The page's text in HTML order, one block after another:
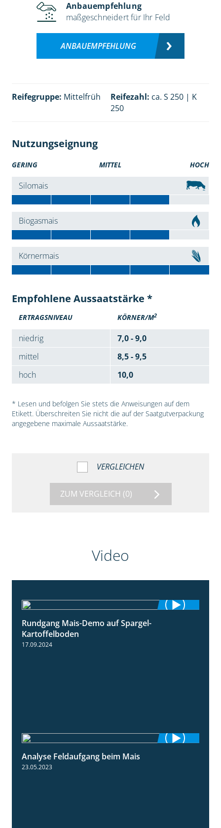
Anbauempfehlung
maßgeschneidert für Ihr Feld
ANBAUEMPFEHLUNG
Reifegruppe: Mittelfrüh Reifezahl: ca. S 250 | K
250
Nutzungseignung
GERING MITTEL HOCH
Silomais
Biogasmais
Körnermais
Empfohlene Aussaatstärke *
ERTRAGSNIVEAU KÖRNER/M2
niedrig
7,0 - 9,0
mittel
8,5 - 9,5
hoch
10,0
* Lesen und befolgen Sie stets die Anweisungen auf dem
Etikett. Überschreiten Sie nicht die auf der Saatgutverpackung
angegebene maximale Aussaatstärke.
VERGLEICHEN
ZUM VERGLEICH (0)
Video
Rundgang Mais-Demo auf Spargel-
Kartoffelboden
17.09.2024
Analyse Feldaufgang beim Mais
23.05.2023